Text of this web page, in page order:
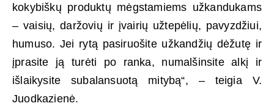
kokybiškų produktų mėgstamiems užkandukams
– vaisių, daržovių ir įvairių užtepėlių, pavyzdžiui,
humuso. Jei rytą pasiruošite užkandžių dėžutę ir
įprasite ją turėti po ranka, numalšinsite alkį ir
išlaikysite subalansuotą mitybą“, – teigia V.
Juodkazienė.